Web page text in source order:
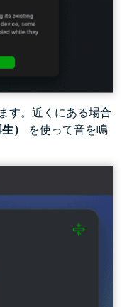
す。近くにある場合
）
を使って音を鳴